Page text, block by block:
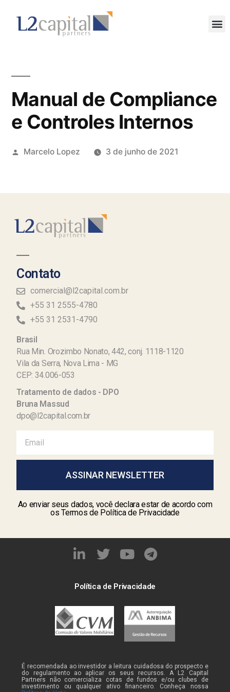
Manual de Compliance
e Controles Internos
Marcelo Lopez 3 de junho de 2021
Contato
comercial@l2capital.com.br
+55 31 2555-4780
+55 31 2531-4790
Brasil
Rua Min. Orozimbo Nonato, 442, conj. 1118-1120
Vila da Serra, Nova Lima - MG
CEP: 34.006-053
Tratamento de dados - DPO
Bruna Massud
dpo@l2capital.com.br
ASSINAR NEWSLETTER
Ao enviar seus dados, você declara estar de acordo com
os Termos de Política de Privacidade
Política de Privacidade
É recomendada ao investidor a leitura cuidadosa do prospecto e
do regulamento ao aplicar os seus recursos. A L2 Capital
Partners não comercializa cotas de fundos e/ou clubes de
investimento ou qualquer ativo financeiro. Conheça nossa